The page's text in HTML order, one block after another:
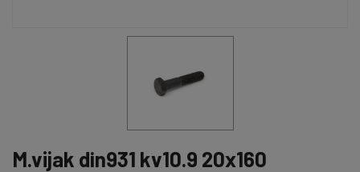
M.vijak din931 kv10.9 20x160